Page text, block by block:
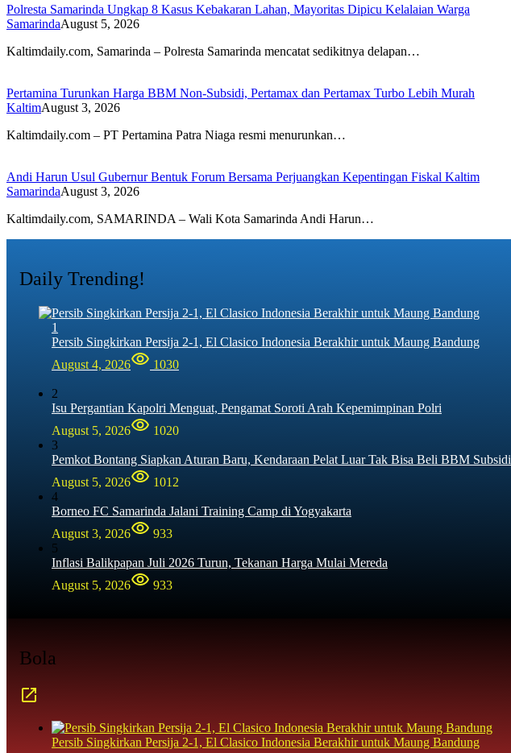
Polresta Samarinda Ungkap 8 Kasus Kebakaran Lahan, Mayoritas Dipicu Kelalaian Warga
SamarindaAugust 5, 2026
Kaltimdaily.com, Samarinda – Polresta Samarinda mencatat sedikitnya delapan…
Pertamina Turunkan Harga BBM Non-Subsidi, Pertamax dan Pertamax Turbo Lebih Murah
KaltimAugust 3, 2026
Kaltimdaily.com – PT Pertamina Patra Niaga resmi menurunkan…
Andi Harun Usul Gubernur Bentuk Forum Bersama Perjuangkan Kepentingan Fiskal Kaltim
SamarindaAugust 3, 2026
Kaltimdaily.com, SAMARINDA – Wali Kota Samarinda Andi Harun…
Daily Trending!
1
Persib Singkirkan Persija 2-1, El Clasico Indonesia Berakhir untuk Maung Bandung
August 4, 2026
1030
2
Isu Pergantian Kapolri Menguat, Pengamat Soroti Arah Kepemimpinan Polri
August 5, 2026
1020
3
Pemkot Bontang Siapkan Aturan Baru, Kendaraan Pelat Luar Tak Bisa Beli BBM Subsidi
August 5, 2026
1012
4
Borneo FC Samarinda Jalani Training Camp di Yogyakarta
August 3, 2026
933
5
Inflasi Balikpapan Juli 2026 Turun, Tekanan Harga Mulai Mereda
August 5, 2026
933
Bola
Persib Singkirkan Persija 2-1, El Clasico Indonesia Berakhir untuk Maung Bandung